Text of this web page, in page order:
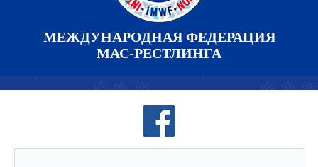
МЕЖДУНАРОДНАЯ ФЕДЕРАЦИЯ
МАС-РЕСТЛИНГА